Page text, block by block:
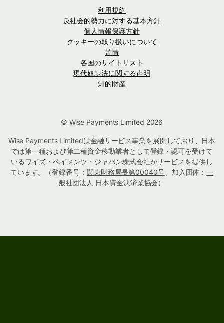
利用規約
反社会的勢力に対する基本方針
個人情報保護方針
クッキーの取り扱いについて
苦情
各国のサイトリスト
現代奴隷法に関する声明
知的財産
© Wise Payments Limited 2026
Wise Payments Limitedは金融サービス事業を展開しており、日本
では第一種および第二種資金移動業者として登録・認可を受けて
いるワイズ・ペイメンツ・ジャパン株式会社がサービスを提供し
ています。（登録番号： 関東財務局長第00040号、加入団体：一
般社団法人 日本資金決済業協会）